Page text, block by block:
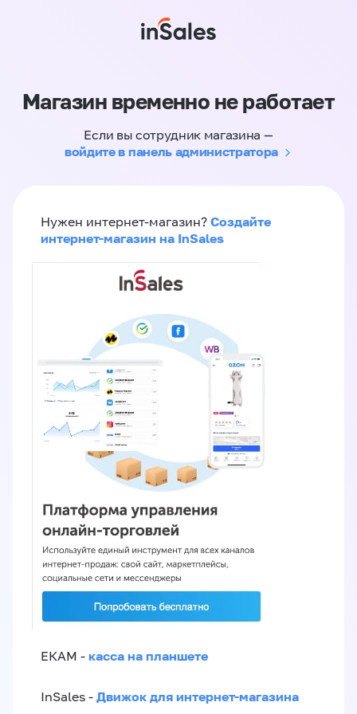
Магазин временно не работает
Если вы сотрудник магазина —
войдите в панель администратора
Нужен интернет-магазин? Создайте
интернет-магазин на InSales
ЕКАМ - касса на планшете
InSales - Движок для интернет-магазина